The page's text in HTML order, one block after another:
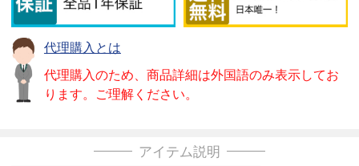
代理購入とは
代理購入のため、商品詳細は外国語のみ表示してお
ります。ご理解ください。
アイテム説明